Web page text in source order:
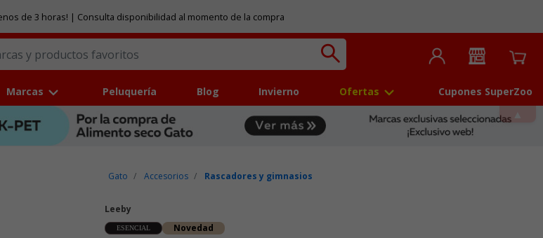
de 3 horas! | Consulta disponibilidad al momento de la compra
Marcas Peluquería Blog Invierno Ofertas Cupones SuperZoo
Gato Accesorios Rascadores y gimnasios
Leeby
ESENCIAL Novedad